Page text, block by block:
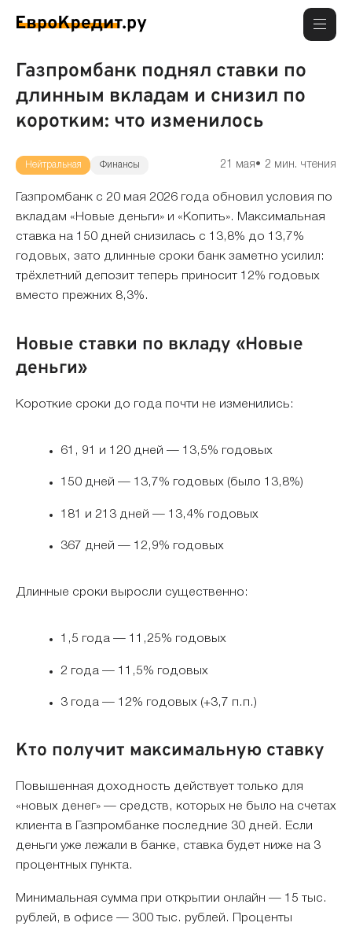
Газпромбанк поднял ставки по
длинным вкладам и снизил по
коротким: что изменилось
Нейтральная Финансы 21 мая 2 мин. чтения
Газпромбанк с 20 мая 2026 года обновил условия по
вкладам «Новые деньги» и «Копить». Максимальная
ставка на 150 дней снизилась с 13,8% до 13,7%
годовых, зато длинные сроки банк заметно усилил:
трёхлетний депозит теперь приносит 12% годовых
вместо прежних 8,3%.
Новые ставки по вкладу «Новые
деньги»
Короткие сроки до года почти не изменились:
61, 91 и 120 дней — 13,5% годовых
150 дней — 13,7% годовых (было 13,8%)
181 и 213 дней — 13,4% годовых
367 дней — 12,9% годовых
Длинные сроки выросли существенно:
1,5 года — 11,25% годовых
2 года — 11,5% годовых
3 года — 12% годовых (+3,7 п.п.)
Кто получит максимальную ставку
Повышенная доходность действует только для
«новых денег» — средств, которых не было на счетах
клиента в Газпромбанке последние 30 дней. Если
деньги уже лежали в банке, ставка будет ниже на 3
процентных пункта.
Минимальная сумма при открытии онлайн — 15 тыс.
рублей, в офисе — 300 тыс. рублей. Проценты